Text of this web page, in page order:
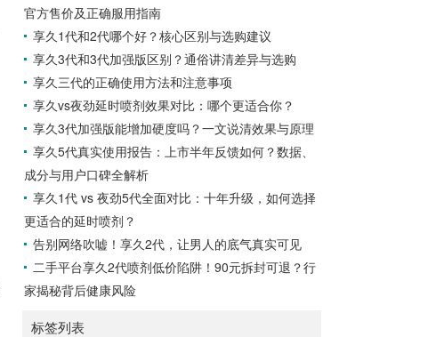
持续有效。清洗...
欲。如果你在性方面感到冷漠，可以考虑尝
试这种产品，它可能有助于提高性表现，并
增加私处的敏感度，从而改善性生活。如果
性快感增强液来满足你的生理需求。女性快
感增强液的使用方法女性快感...
官方售价及正确服用指南
享久1代和2代哪个好？核心区别与选购建议
享久3代和3代加强版区别？通俗讲清差异与选购
享久三代的正确使用方法和注意事项
享久vs夜劲延时喷剂效果对比：哪个更适合你？
享久3代加强版能增加硬度吗？一文说清效果与原理
享久5代真实使用报告：上市半年反馈如何？数据、
成分与用户口碑全解析
享久1代 vs 夜劲5代全面对比：十年升级，如何选择
更适合的延时喷剂？
告别网络吹嘘！享久2代，让男人的底气真实可见
二手平台享久2代喷剂低价陷阱！90元拆封可退？行
家揭秘背后健康风险
标签列表